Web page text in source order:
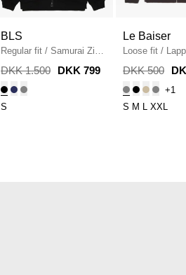
BLS
Regular fit / Samurai Zip
Hoodie
SORT
DKK 1.500 DKK 799
S
Le Baiser
Loose fit /
ELEFANT
DKK 500
+1
S M L XXL